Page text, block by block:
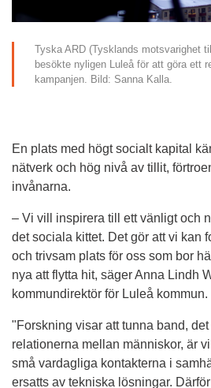
Tyska ARD (Tysklands motsvarighet
besökte nyligen Luleå för att göra ett
kampanjen. Bild: Sanna Kalla.
En plats med högt socialt kapital
nätverk och hög nivå av tillit,
invånarna.
– Vi vill inspirera till ett vänligt och
det sociala kittet. Det gör att vi kan
och trivsam plats för oss som bor
nya att flytta hit, säger Anna Lindh
kommundirektör för Luleå kommun.
"Forskning visar att tunna band,
relationerna mellan människor, är
små vardagliga kontakterna i
ersatts av tekniska lösningar.